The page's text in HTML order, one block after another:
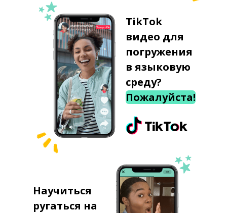
TikTok
видео для
погружения
в языковую
среду?
Пожалуйста!
Научиться
ругаться на